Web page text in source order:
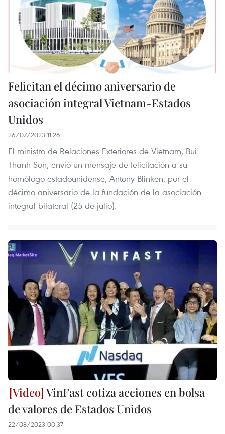
Felicitan el décimo aniversario de
asociación integral Vietnam-Estados
Unidos
26/07/2023 11:26
El ministro de Relaciones Exteriores de Vietnam, Bui
Thanh Son, envió un mensaje de felicitación a su
homólogo estadounidense, Antony Blinken, por el
décimo aniversario de la fundación de la asociación
integral bilateral (25 de julio).
VinFast cotiza acciones en bolsa
de valores de Estados Unidos
22/08/2023 00:37